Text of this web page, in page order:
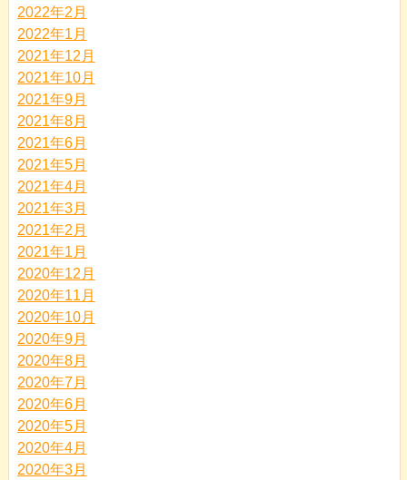
2022年2月
2022年1月
2021年12月
2021年10月
2021年9月
2021年8月
2021年6月
2021年5月
2021年4月
2021年3月
2021年2月
2021年1月
2020年12月
2020年11月
2020年10月
2020年9月
2020年8月
2020年7月
2020年6月
2020年5月
2020年4月
2020年3月